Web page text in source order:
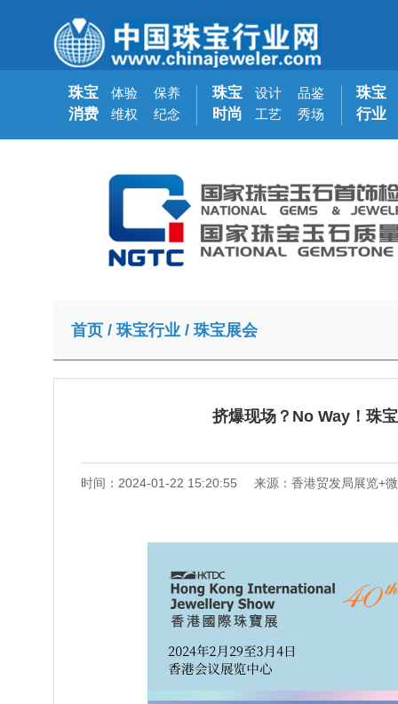
珠宝
消费
体验
维权
保养
纪念
珠宝
时尚
设计
工艺
品鉴
秀场
珠宝
行业
首页 / 珠宝行业 / 珠宝展会
挤爆现场？No Way！珠
时间：2024-01-22 15:20:55 来源：香港贸发局展览+